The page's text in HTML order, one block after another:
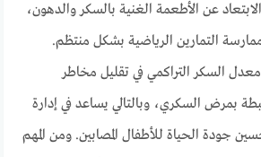
عن الأطعمة الغنية بالسكر والدهون،
التمارين الرياضية بشكل منتظم.
السكر التراكمي في تقليل مخاطر
بمرض السكري، وبالتالي يساعد في إدارة
جودة الحياة للأطفال المصابين. ومن المهم